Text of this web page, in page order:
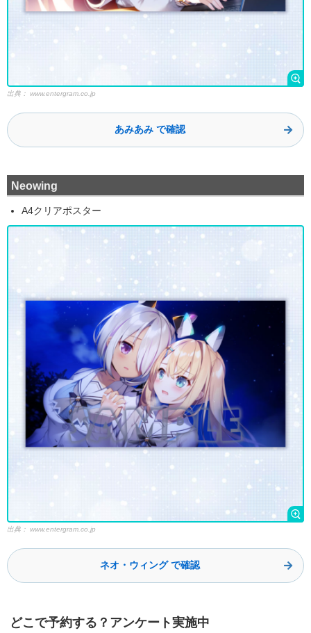
出典： www.entergram.co.jp
あみあみ で確認
Neowing
A4クリアポスター
出典： www.entergram.co.jp
ネオ・ウィング で確認
どこで予約する？アンケート実施中